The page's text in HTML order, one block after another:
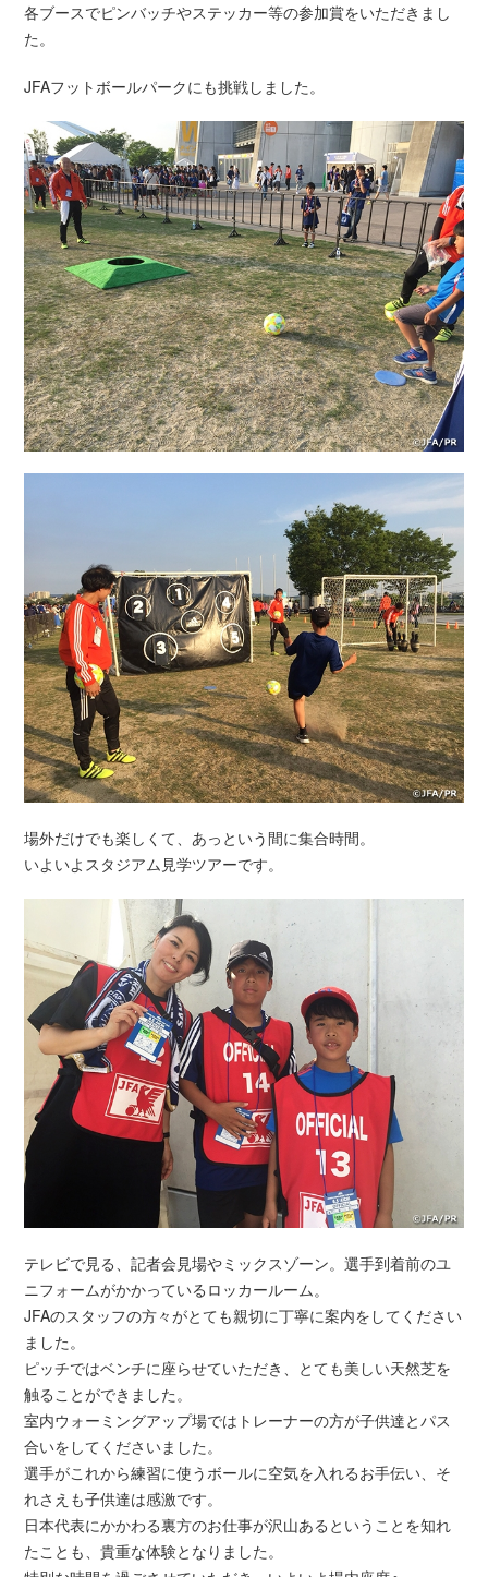
各ブースでピンバッチやステッカー等の参加賞をいただきまし
た。
JFAフットボールパークにも挑戦しました。
場外だけでも楽しくて、あっという間に集合時間。
いよいよスタジアム見学ツアーです。
テレビで見る、記者会見場やミックスゾーン。選手到着前のユ
ニフォームがかかっているロッカールーム。
JFAのスタッフの方々がとても親切に丁寧に案内をしてください
ました。
ピッチではベンチに座らせていただき、とても美しい天然芝を
触ることができました。
室内ウォーミングアップ場ではトレーナーの方が子供達とパス
合いをしてくださいました。
選手がこれから練習に使うボールに空気を入れるお手伝い、そ
れさえも子供達は感激です。
日本代表にかかわる裏方のお仕事が沢山あるということを知れ
たことも、貴重な体験となりました。